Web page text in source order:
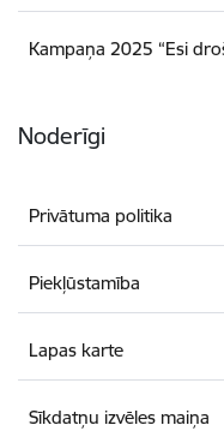
Kampaņa 2025 “Esi
Noderīgi
Privātuma politika
Piekļūstamība
Lapas karte
Sīkdatņu izvēles maiņa